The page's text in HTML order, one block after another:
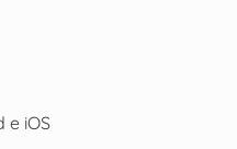
e iOS